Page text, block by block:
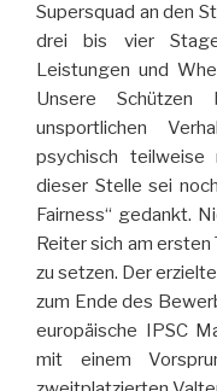
Supersquad an den
drei bis vier
Leistungen und
Unsere Schützen
unsportlichen
psychisch
dieser Stelle sei
Fairness“ gedankt.
Reiter sich am
zu setzen. Der
zum Ende des
europäische IPSC
mit einem